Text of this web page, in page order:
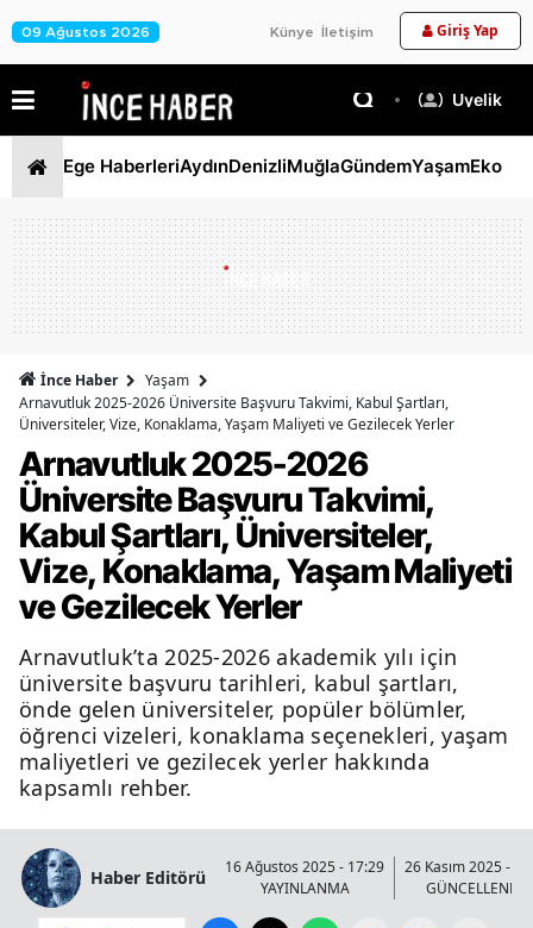
09 Ağustos 2026 Künye İletişim Giriş Yap
Üyelik
Ege HaberleriAydınDenizliMuğlaGündemYaşam
İnce Haber
Yaşam
Arnavutluk 2025-2026 Üniversite Başvuru Takvimi, Kabul Şartları,
Üniversiteler, Vize, Konaklama, Yaşam Maliyeti ve Gezilecek Yerler
Arnavutluk 2025-2026
Üniversite Başvuru Takvimi,
Kabul Şartları, Üniversiteler,
Vize, Konaklama, Yaşam Maliyeti
ve Gezilecek Yerler
Arnavutluk’ta 2025-2026 akademik yılı için
üniversite başvuru tarihleri, kabul şartları,
önde gelen üniversiteler, popüler bölümler,
öğrenci vizeleri, konaklama seçenekleri, yaşam
maliyetleri ve gezilecek yerler hakkında
kapsamlı rehber.
Haber Editörü
16 Ağustos 2025 - 17:29
YAYINLANMA
26 Kasım 2025 -
GÜNCELLENME